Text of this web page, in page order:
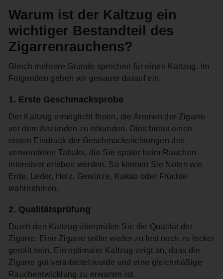
Warum ist der Kaltzug ein
wichtiger Bestandteil des
Zigarrenrauchens?
Gleich mehrere Gründe sprechen für einen Kaltzug. Im
Folgenden gehen wir genauer darauf ein.
1. Erste Geschmacksprobe
Der Kaltzug ermöglicht Ihnen, die Aromen der Zigarre
vor dem Anzünden zu erkunden. Dies bietet einen
ersten Eindruck der Geschmacksrichtungen des
verwendeten Tabaks, die Sie später beim Rauchen
intensiver erleben werden. So können Sie Noten wie
Erde, Leder, Holz, Gewürze, Kakao oder Früchte
wahrnehmen.
2. Qualitätsprüfung
Durch den Kaltzug überprüfen Sie die Qualität der
Zigarre. Eine Zigarre sollte weder zu fest noch zu locker
gerollt sein. Ein optimaler Kaltzug zeigt an, dass die
Zigarre gut verarbeitet wurde und eine gleichmäßige
Rauchentwicklung zu erwarten ist.